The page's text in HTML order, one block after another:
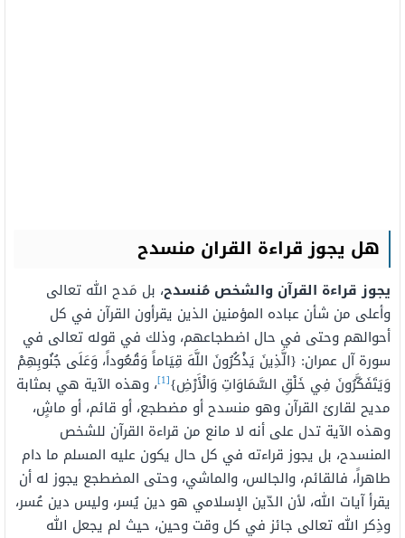
هل يجوز قراءة القران منسدح
يجوز قراءة القرآن والشخص مُنسدح، بل مَدح الله تعالى
وأعلى من شأن عباده المؤمنين الذين يقرأون القرآن في كل
أحوالهم وحتى في حال اضطجاعهم، وذلك في قوله تعالى في
سورة آل عمران: {الَّذِينَ يَذْكُرُونَ اللَّهَ قِيَاماً وَقُعُوداً، وَعَلَى جُنُوبِهِمْ
وَيَتَفَكَّرُونَ فِي خَلْقِ السَّمَاوَاتِ وَالْأَرْضِ}[1] ، وهذه الآية هي بمثابة
مديح لقارئ القرآن وهو منسدح أو مضطجع، أو قائم، أو ماشٍ،
وهذه الآية تدل على أنه لا مانع من قراءة القرآن للشخص
المنسدح، بل يجوز قراءته في كل حال يكون عليه المسلم ما دام
طاهراً، فالقائم، والجالس، والماشي، وحتى المضطجع يجوز له أن
يقرأ آيات الله، لأن الدّين الإسلامي هو دين يُسر، وليس دين عُسر،
وذِكر الله تعالى جائز في كل وقت وحين، حيث لم يجعل الله